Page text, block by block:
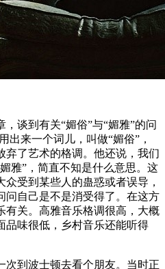
谈到有关“媚俗”与“媚雅”的问
出来一个词儿，叫做“媚俗”，
弃了艺术的格调。他还说，我们
雅”，简直不知是什么意思。这
受到某些人的蛊惑或者误导，
问自己是不是消受得了。在这方
有关。高雅音乐格调很高，大概
品味很低，乡村音乐还能听得
次到波士顿去看个朋友。当时正